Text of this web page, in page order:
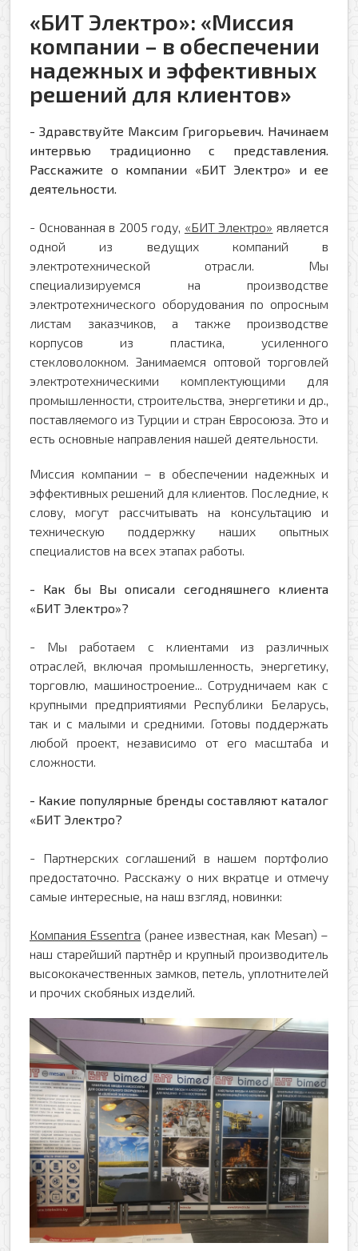
«БИТ Электро»: «Миссия
компании – в обеспечении
надежных и эффективных
решений для клиентов»
- Здравствуйте Максим Григорьевич. Начинаем
интервью традиционно с представления.
Расскажите о компании «БИТ Электро» и ее
деятельности.
- Основанная в 2005 году, «БИТ Электро» является
одной из ведущих компаний в
электротехнической отрасли. Мы
специализируемся на производстве
электротехнического оборудования по опросным
листам заказчиков, а также производстве
корпусов из пластика, усиленного
стекловолокном. Занимаемся оптовой торговлей
электротехническими комплектующими для
промышленности, строительства, энергетики и др.,
поставляемого из Турции и стран Евросоюза. Это и
есть основные направления нашей деятельности.
Миссия компании – в обеспечении надежных и
эффективных решений для клиентов. Последние, к
слову, могут рассчитывать на консультацию и
техническую поддержку наших опытных
специалистов на всех этапах работы.
- Как бы Вы описали сегодняшнего клиента
«БИТ Электро»?
- Мы работаем с клиентами из различных
отраслей, включая промышленность, энергетику,
торговлю, машиностроение... Сотрудничаем как с
крупными предприятиями Республики Беларусь,
так и с малыми и средними. Готовы поддержать
любой проект, независимо от его масштаба и
сложности.
- Какие популярные бренды составляют каталог
«БИТ Электро?
- Партнерских соглашений в нашем портфолио
предостаточно. Расскажу о них вкратце и отмечу
самые интересные, на наш взгляд, новинки:
Компания Essentra (ранее известная, как Mesan) –
наш старейший партнёр и крупный производитель
высококачественных замков, петель, уплотнителей
и прочих скобяных изделий.